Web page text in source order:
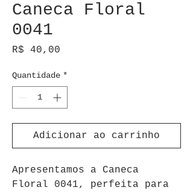
Caneca Floral
0041
R$ 40,00
Quantidade *
Adicionar ao carrinho
Apresentamos a Caneca
Floral 0041, perfeita para